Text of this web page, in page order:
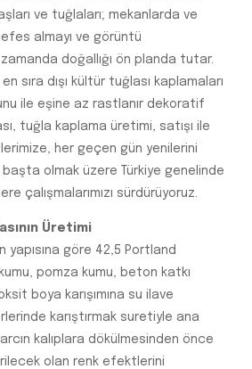
ve tuğlaları; mekanlarda ve
almayı ve görüntü
doğallığı ön planda tutar.
sıra dışı kültür tuğlası kaplamaları
ile eşine az rastlanır dekoratif
tuğla kaplama üretimi, satışı ile
her geçen gün yenilerini
olmak üzere Türkiye genelinde
çalışmalarımızı sürdürüyoruz.
Üretimi
yapısına göre 42,5 Portland
pomza kumu, beton katkı
boya karışımına su ilave
karıştırmak suretiyle ana
kalıplara dökülmesinden önce
olan renk efektlerini